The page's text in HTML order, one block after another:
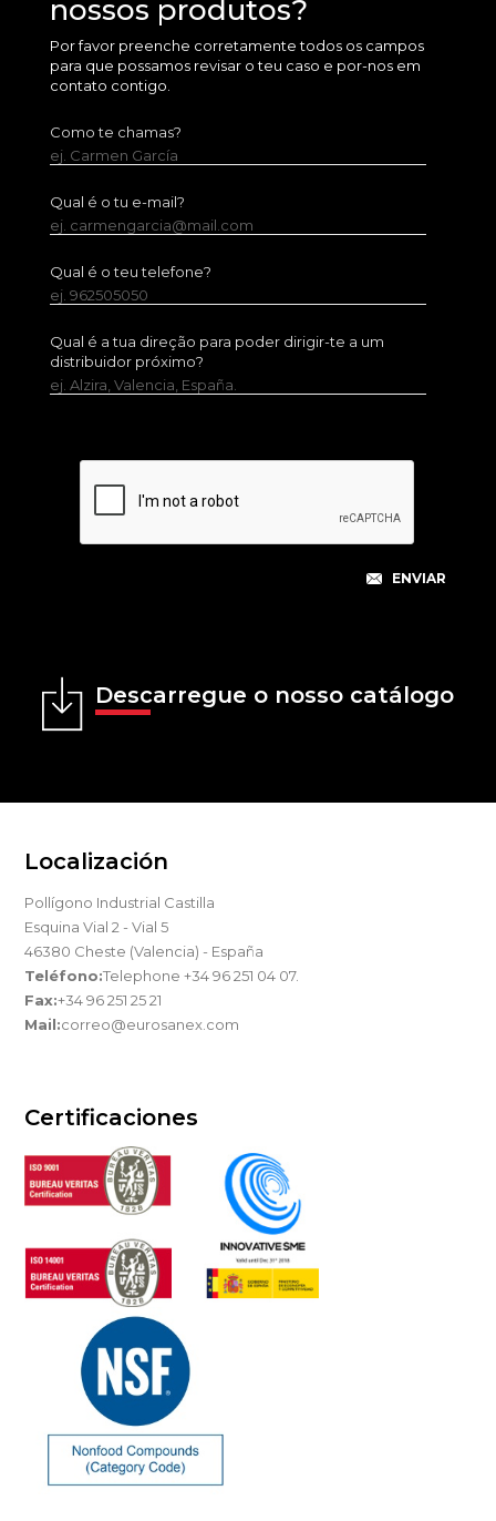
nossos produtos?
Por favor preenche corretamente todos os campos
para que possamos revisar o teu caso e por-nos em
contato contigo.
Como te chamas?
ej. Carmen García
Qual é o tu e-mail?
ej. carmengarcia@mail.com
Qual é o teu telefone?
ej. 962505050
Qual é a tua direção para poder dirigir-te a um
distribuidor próximo?
ej. Alzira, Valencia, España.
Descarregue o nosso catálogo
Localización
Pollígono Industrial Castilla
Esquina Vial 2 - Vial 5
46380 Cheste (Valencia) - España
Teléfono:Telephone +34 96 251 04 07.
Fax:+34 96 251 25 21
Mail:correo@eurosanex.com
Certificaciones